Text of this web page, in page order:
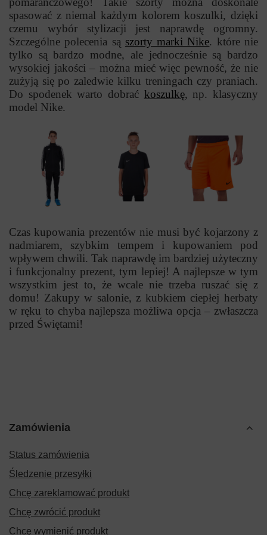
spasować z niemal każdym kolorem koszulki, dzięki
czemu wybór stylizacji jest naprawdę ogromny.
Szczególne polecenia są szorty marki Nike. które nie
tylko są bardzo modne, ale jednocześnie są bardzo
wysokiej jakości – można mieć więc pewność, że nie
zużyją się po zaledwie kilku treningach czy praniach.
Do spodenek warto dobrać koszulkę, np. klasyczny
model Nike.
Czas kupowania prezentów nie musi być kojarzony z
nadmiarem, szybkim tempem i kupowaniem pod
wpływem chwili. Tak naprawdę im bardziej użyteczny
i funkcjonalny prezent, tym lepiej! A najlepsze w tym
wszystkim jest to, że wcale nie trzeba ruszać się z
domu! Zakupy w salonie, z kubkiem ciepłej herbaty
w ręku to chyba najlepsza możliwa opcja – zwłaszcza
przed Świętami!
Zamówienia
Status zamówienia
Śledzenie przesyłki
Chcę zareklamować produkt
Chcę zwrócić produkt
Chcę wymienić produkt